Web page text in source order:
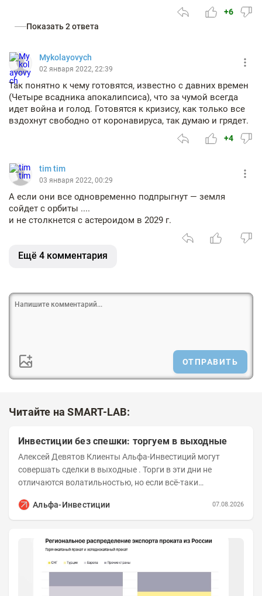
+6
Показать 2 ответа
Mykolayovych
02 января 2022, 22:39
Так понятно к чему готовятся, известно с давних времен
(Четыре всадника апокалипсиса), что за чумой всегда
идет война и голод. Готовятся к кризису, как только все
вздохнут свободно от коронавируса, так думаю и грядет.
+4
tim tim
03 января 2022, 00:29
А если они все одновременно подпрыгнут — земля
сойдет с орбиты ....
и не столкнется с астероидом в 2029 г.
Ещё 4 комментария
ОТПРАВИТЬ
Читайте на SMART-LAB:
Инвестиции без спешки: торгуем в выходные
Алексей Девятов Клиенты Альфа-Инвестиций могут
совершать сделки в выходные . Торги в эти дни не
отличаются волатильностью, но если всё-таки
Альфа-Инвестиции
07.08.2026